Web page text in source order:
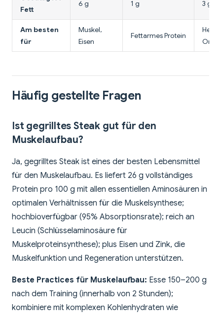
Fett
6 g 1 g 3 g
Am besten
für
Muskel,
Eisen
Fettarmes Protein
Herz,
Häufig gestellte Fragen
Ist gegrilltes Steak gut für den
Muskelaufbau?
Ja, gegrilltes Steak ist eines der besten Lebensmittel
für den Muskelaufbau. Es liefert 26 g vollständiges
Protein pro 100 g mit allen essentiellen Aminosäuren in
optimalen Verhältnissen für die Muskelsynthese;
hochbioverfügbar (95% Absorptionsrate); reich an
Leucin (Schlüsselaminosäure für
Muskelproteinsynthese); plus Eisen und Zink, die
Muskelfunktion und Regeneration unterstützen.
Beste Practices für Muskelaufbau: Esse 150–200 g
nach dem Training (innerhalb von 2 Stunden);
kombiniere mit komplexen Kohlenhydraten wie